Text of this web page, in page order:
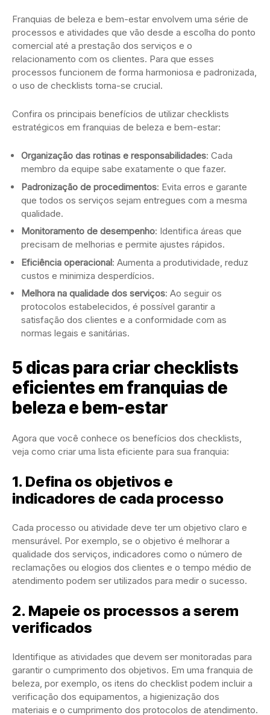
Franquias de beleza e bem-estar envolvem uma série de
processos e atividades que vão desde a escolha do ponto
comercial até a prestação dos serviços e o
relacionamento com os clientes. Para que esses
processos funcionem de forma harmoniosa e padronizada,
o uso de checklists torna-se crucial.
Confira os principais benefícios de utilizar checklists
estratégicos em franquias de beleza e bem-estar:
Organização das rotinas e responsabilidades: Cada
membro da equipe sabe exatamente o que fazer.
Padronização de procedimentos: Evita erros e garante
que todos os serviços sejam entregues com a mesma
qualidade.
Monitoramento de desempenho: Identifica áreas que
precisam de melhorias e permite ajustes rápidos.
Eficiência operacional: Aumenta a produtividade, reduz
custos e minimiza desperdícios.
Melhora na qualidade dos serviços: Ao seguir os
protocolos estabelecidos, é possível garantir a
satisfação dos clientes e a conformidade com as
normas legais e sanitárias.
5 dicas para criar checklists
eficientes em franquias de
beleza e bem-estar
Agora que você conhece os benefícios dos checklists,
veja como criar uma lista eficiente para sua franquia:
1. Defina os objetivos e
indicadores de cada processo
Cada processo ou atividade deve ter um objetivo claro e
mensurável. Por exemplo, se o objetivo é melhorar a
qualidade dos serviços, indicadores como o número de
reclamações ou elogios dos clientes e o tempo médio de
atendimento podem ser utilizados para medir o sucesso.
2. Mapeie os processos a serem
verificados
Identifique as atividades que devem ser monitoradas para
garantir o cumprimento dos objetivos. Em uma franquia de
beleza, por exemplo, os itens do checklist podem incluir a
verificação dos equipamentos, a higienização dos
materiais e o cumprimento dos protocolos de atendimento.